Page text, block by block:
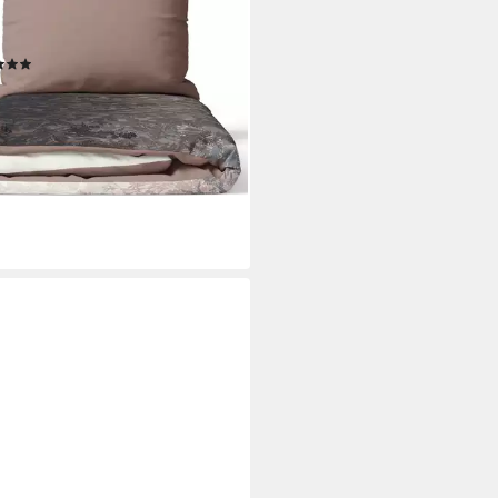
Farbverlauf in beige
schwarz
€ UVP72,50 €
- in 2-3 Werktagen bei dir